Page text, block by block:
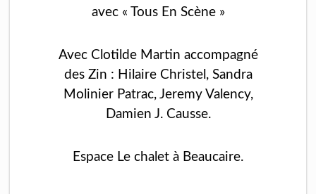
avec « Tous En Scène »
Avec Clotilde Martin accompagné
des Zin : Hilaire Christel, Sandra
Molinier Patrac, Jeremy Valency,
Damien J. Causse.
Espace Le chalet à Beaucaire.